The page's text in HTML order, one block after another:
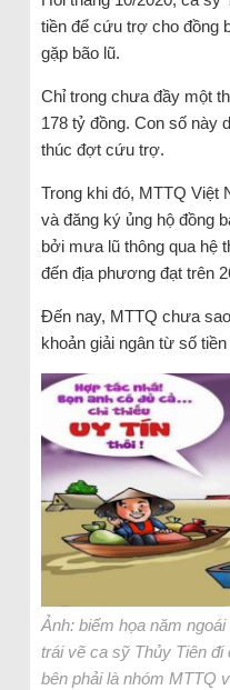
tiền để cứu trợ cho đồng
gặp bão lũ.
Chỉ trong chưa đầy một
178 tỷ đồng. Con số này
thúc đợt cứu trợ.
Trong khi đó, MTTQ Việt
và đăng ký ủng hộ đồng
bởi mưa lũ thông qua hệ
đến địa phương đạt trên
Đến nay, MTTQ chưa
khoản giải ngân từ số tiền
Ảnh: biếm họa năm
trái vẽ ca sỹ Thủy Tiên
bên phải là nhóm MTTQ